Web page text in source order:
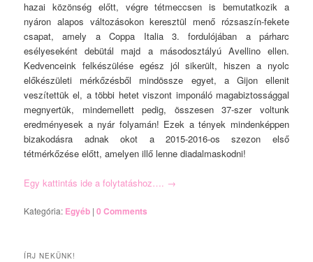
hazai közönség előtt, végre tétmeccsen is bemutatkozik a
nyáron alapos változásokon keresztül menő rózsaszín-fekete
csapat, amely a Coppa Italia 3. fordulójában a párharc
esélyeseként debütál majd a másodosztályú Avellino ellen.
Kedvenceink felkészülése egész jól sikerült, hiszen a nyolc
előkészületi mérkőzésből mindössze egyet, a Gijon ellenit
veszítettük el, a többi hetet viszont imponáló magabiztossággal
megnyertük, mindemellett pedig, összesen 37-szer voltunk
eredményesek a nyár folyamán! Ezek a tények mindenképpen
bizakodásra adnak okot a 2015-2016-os szezon első
tétmérkőzése előtt, amelyen illő lenne diadalmaskodni!
Egy kattintás ide a folytatáshoz…. →
Kategória: Egyéb |0 Comments
ÍRJ NEKÜNK!